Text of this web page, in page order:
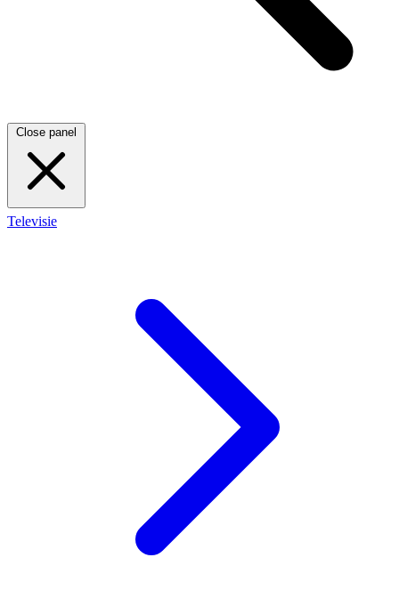
Close panel
Televisie